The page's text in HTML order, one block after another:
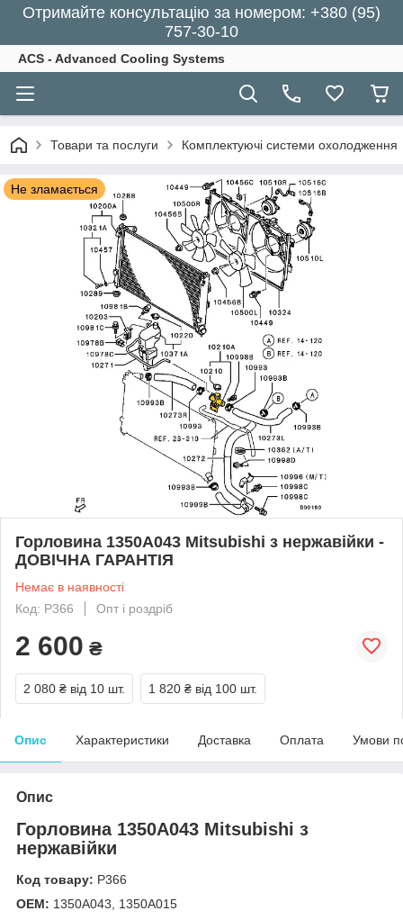
Отримайте консультацію за номером: +380 (95)
757-30-10
ACS - Advanced Cooling Systems
Товари та послуги Комплектуючі системи охолодження
Не зламається
Горловина 1350A043 Mitsubishi з нержавійки -
ДОВІЧНА ГАРАНТІЯ
Немає в наявності
Код: Р366
Опт і роздріб
2 600 ₴
2 080 ₴ від 10 шт. 1 820 ₴ від 100 шт.
Опис Характеристики Доставка Оплата Умови
Опис
Горловина 1350A043 Mitsubishi з
нержавійки
Код товару: Р366
OEM: 1350A043, 1350A015